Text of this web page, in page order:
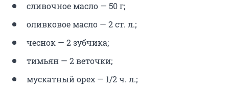
сливочное масло — 50 г;
оливковое масло — 2 ст. л.;
чеснок — 2 зубчика;
тимьян — 2 веточки;
мускатный орех — 1/2 ч. л.;